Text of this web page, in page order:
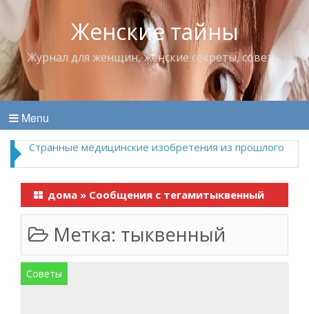
Женские тайны
Журнал для женщин, женские секреты, советы
Menu
Странные медицинские изобретения из прошлого
дома » Сообщения с тегамитыквенный
Метка: тыквенный
Советы